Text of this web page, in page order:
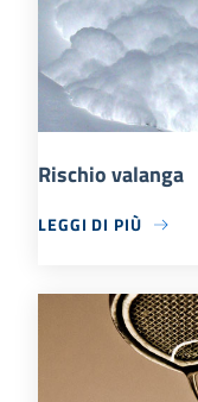
Rischio valanga
LEGGI DI PIÙ